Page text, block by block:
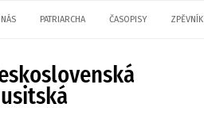
PATRIARCHA ČASOPISY ZPĚVNÍK